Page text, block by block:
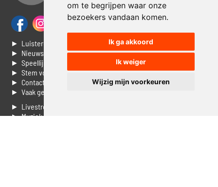
om te begrijpen waar onze
bezoekers vandaan komen.
Ik ga akkoord
Ik weiger
Wijzig mijn voorkeuren
► Luisteren naar Jouwradio
► Nieuws
► Speellijst
► Stem voor de Dag top 3
► Contacteer ons
► Vaak gestelde vragen
► Livestream informatie
► Muziek opzoeken